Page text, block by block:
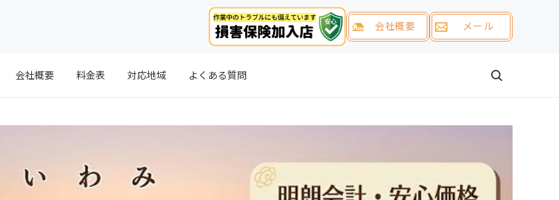
会社概要 料金表 対応地域 よくある質問
会社概要 メール